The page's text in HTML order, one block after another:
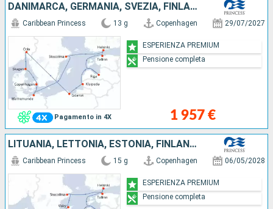
DANIMARCA, GERMANIA, SVEZIA, FINLANDIA, ESTONIA, LETTONIA, LITUANIA, POLONIA, NORVEGIA
Pagamento in 4X
Caribbean Princess 13 g Copenhagen 29/07/2027
1 957 €
ESPERIENZA PREMIUM
Pensione completa
LITUANIA, LETTONIA, ESTONIA, FINLANDIA, SVEZIA, DANIMARCA, GERMANIA
Caribbean Princess 15 g Copenhagen 06/05/2028
ESPERIENZA PREMIUM
Pensione completa